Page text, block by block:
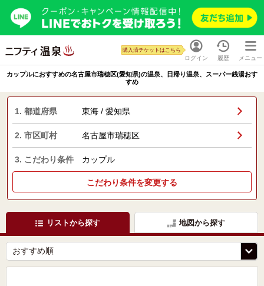
ログイン
購入済チケットはこちら
履歴 メニュー
カップルにおすすめの名古屋市瑞穂区(愛知県)の温泉、日帰り温泉、スーパー銭湯おす
すめ
1. 都道府県 東海 / 愛知県
2. 市区町村 名古屋市瑞穂区
3. こだわり条件 カップル
こだわり条件を変更する
リストから探す 地図から探す